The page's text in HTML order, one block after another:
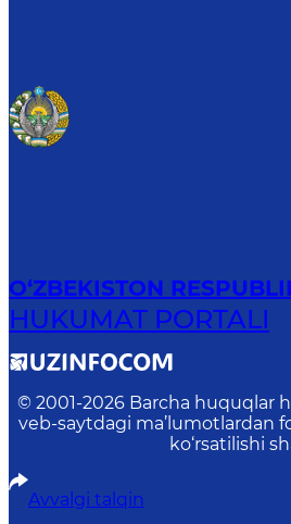
O‘ZBEKISTON
HUKUMAT PORTALI
© 2001-2026 Barcha huquqlar
veb-saytdagi ma’lumotlardan
ko‘rsatilishi
Avvalgi talqin